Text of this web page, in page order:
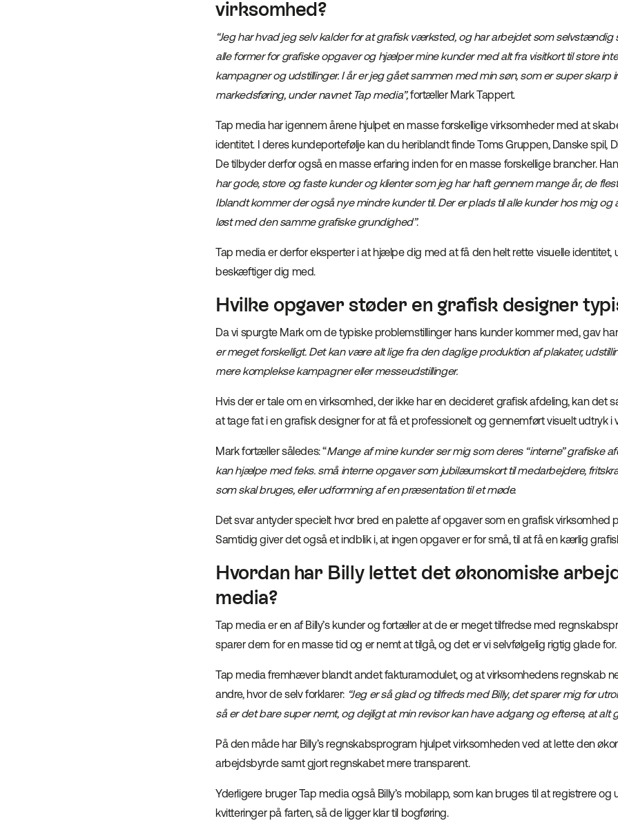
virksomhed?
“Jeg har hvad jeg selv kalder for at grafisk værksted, og har arbejdet som selvstændig
alle former for grafiske opgaver og hjælper mine kunder med alt fra visitkort til store
kampagner og udstillinger. I år er jeg gået sammen med min søn, som er super skarp
markedsføring, under navnet Tap media”,fortæller Mark Tappert.
Tap media har igennem årene hjulpet en masse forskellige virksomheder med at
identitet. I deres kundeportefølje kan du heriblandt finde Toms Gruppen, Danske spil,
De tilbyder derfor også en masse erfaring inden for en masse forskellige brancher.
har gode, store og faste kunder og klienter som jeg har haft gennem mange år, de
Iblandt kommer der også nye mindre kunder til. Der er plads til alle kunder hos mig og
løst med den samme grafiske grundighed”.
Tap media er derfor eksperter i at hjælpe dig med at få den helt rette visuelle identitet,
beskæftiger dig med.
Hvilke opgaver støder en grafisk designer
Da vi spurgte Mark om de typiske problemstillinger hans kunder kommer med, gav
er meget forskelligt. Det kan være alt lige fra den daglige produktion af plakater,
mere komplekse kampagner eller messeudstillinger.
Hvis der er tale om en virksomhed, der ikke har en decideret grafisk afdeling, kan det
at tage fat i en grafisk designer for at få et professionelt og gennemført visuelt udtryk i
Mark fortæller således: “Mange af mine kunder ser mig som deres “interne” grafiske
kan hjælpe med f.eks. små interne opgaver som jubilæumskort til medarbejdere,
som skal bruges, eller udformning af en præsentation til et møde.
Det svar antyder specielt hvor bred en palette af opgaver som en grafisk virksomhed
Samtidig giver det også et indblik i, at ingen opgaver er for små, til at få en kærlig
Hvordan har Billy lettet det økonomiske
media?
Tap media er en af Billy’s kunder og fortæller at de er meget tilfredse med
sparer dem for en masse tid og er nemt at tilgå, og det er vi selvfølgelig rigtig glade for.
Tap media fremhæver blandt andet fakturamodulet, og at virksomhedens regnskab
andre, hvor de selv forklarer: “Jeg er så glad og tilfreds med Billy, det sparer mig for
så er det bare super nemt, og dejligt at min revisor kan have adgang og efterse, at alt
På den måde har Billy’s regnskabsprogram hjulpet virksomheden ved at lette den
arbejdsbyrde samt gjort regnskabet mere transparent.
Yderligere bruger Tap media også Billy’s mobilapp, som kan bruges til at registrere
kvitteringer på farten, så de ligger klar til bogføring.